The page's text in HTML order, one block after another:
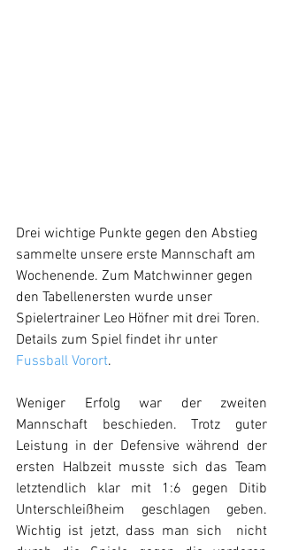
Drei wichtige Punkte gegen den Abstieg
sammelte unsere erste Mannschaft am
Wochenende. Zum Matchwinner gegen
den Tabellenersten wurde unser
Spielertrainer Leo Höfner mit drei Toren.
Details zum Spiel findet ihr unter
Fussball Vorort.
Weniger Erfolg war der zweiten
Mannschaft beschieden. Trotz guter
Leistung in der Defensive während der
ersten Halbzeit musste sich das Team
letztendlich klar mit 1:6 gegen Ditib
Unterschleißheim geschlagen geben.
Wichtig ist jetzt, dass man sich  nicht